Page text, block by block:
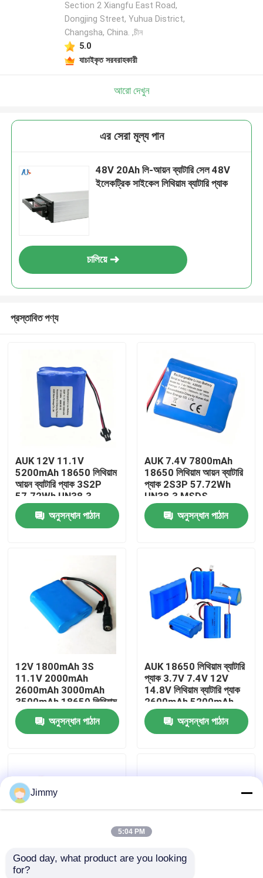
ভিডিও
কারখানা পরিদর্শন
গুণমান নিয়ন্ত্রণ
লিথিয়াম পলিমার ব্যাটারি
ছোট লিপো ব্যাটারি
Section 2 Xiangfu East Road,
Dongjing Street, Yuhua District,
Changsha, China. ,চীন
5.0
যাচাইকৃত সরবরাহকারী
আরো দেখুন
এর সেরা মূল্য পান
48V 20Ah লি-আয়ন ব্যাটারি সেল 48V
ইলেকট্রিক সাইকেল লিথিয়াম ব্যাটারি প্যাক
চালিয়ে
প্রস্তাবিত পণ্য
AUK 12V 11.1V
5200mAh 18650 লিথিয়াম
আয়ন ব্যাটারি প্যাক 3S2P
57.72Wh UN38.3
MSDS IEC62133 এর
সাথে পাওয়ার টুলসের জন্য
অনুসন্ধান পাঠান
AUK 7.4V 7800mAh
18650 লিথিয়াম আয়ন ব্যাটারি
প্যাক 2S3P 57.72Wh
UN38.3 MSDS
IEC62133 সহ পাওয়ার
টুলসের জন্যঅনুসন্ধান পাঠান
12V 1800mAh 3S
11.1V 2000mAh
2600mAh 3000mAh
3500mAh 18650 লিথিয়াম
ব্যাটারি প্যাক পাওয়ার টুলসের
জন্য
অনুসন্ধান পাঠান
AUK 18650 লিথিয়াম ব্যাটারি
প্যাক 3.7V 7.4V 12V
14.8V লিথিয়াম ব্যাটারি প্যাক
2600mAh 5200mAh
7800mAh 10400mAh
6400mAh 9000mAh
অনুসন্ধান পাঠান
18650 ব্যাটারি প্যাক
Jimmy
5:04 PM
Good day, what product are you looking
for?